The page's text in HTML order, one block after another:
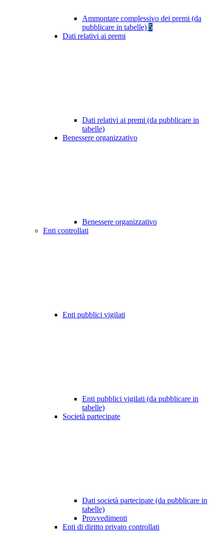
Ammontare complessivo dei premi (da
pubblicare in tabelle) 5
Dati relativi ai premi
Dati relativi ai premi (da pubblicare in
tabelle)
Benessere organizzativo
Benessere organizzativo
Enti controllati
Enti pubblici vigilati
Enti pubblici vigilati (da pubblicare in
tabelle)
Società partecipate
Dati società partecipate (da pubblicare in
tabelle)
Provvedimenti
Enti di diritto privato controllati